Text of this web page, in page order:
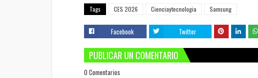
Tags CES 2026 Cienciaytecnologia Samsung
Facebook Twitter
PUBLICAR UN COMENTARIO
0 Comentarios